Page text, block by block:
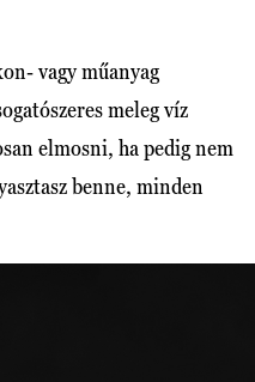
vagy műanyag
meleg víz
elmosni, ha pedig nem
benne, minden